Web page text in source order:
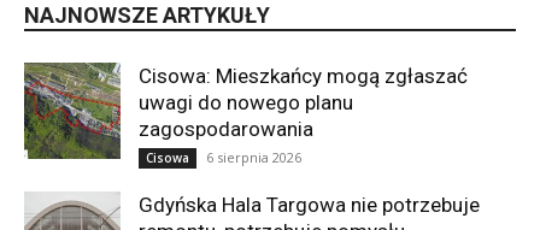
NAJNOWSZE ARTYKUŁY
Cisowa: Mieszkańcy mogą zgłaszać
uwagi do nowego planu
zagospodarowania
Cisowa 6 sierpnia 2026
Gdyńska Hala Targowa nie potrzebuje